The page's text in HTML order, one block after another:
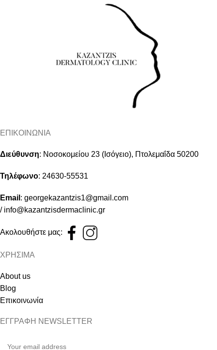
ΕΠΙΚΟΙΝΩΝΙΑ
Διεύθυνση: Νοσοκομείου 23 (Ισόγειο), Πτολεμαΐδα 50200
Τηλέφωνο: 24630-55531
Email : georgekazantzis1@gmail.com
/ info@kazantzisdermaclinic.gr
Ακολουθήστε μας:
ΧΡΗΣΙΜΑ
About us
Blog
Επικοινωνία
ΕΓΓΡΑΦΗ NEWSLETTER